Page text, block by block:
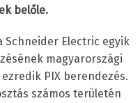
belőle.
Electric egyik
magyarországi
PIX berendezés.
számos területén